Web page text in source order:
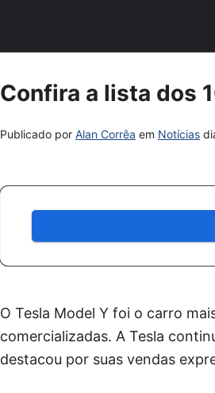
Confira a lista dos
Publicado por Alan Corrêa em Notícias
O Tesla Model Y foi o carro
comercializadas. A Tesla
destacou por suas vendas